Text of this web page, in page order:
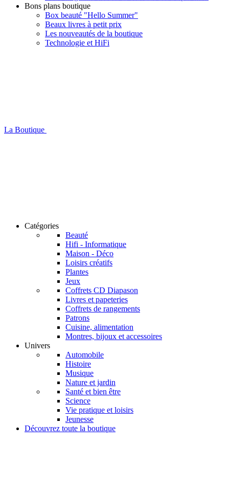
Bons plans boutique
Box beauté "Hello Summer"
Beaux livres à petit prix
Les nouveautés de la boutique
Technologie et HiFi
La Boutique
Catégories
Beauté
Hifi - Informatique
Maison - Déco
Loisirs créatifs
Plantes
Jeux
Coffrets CD Diapason
Livres et papeteries
Coffrets de rangements
Patrons
Cuisine, alimentation
Montres, bijoux et accessoires
Univers
Automobile
Histoire
Musique
Nature et jardin
Santé et bien être
Science
Vie pratique et loisirs
Jeunesse
Découvrez toute la boutique